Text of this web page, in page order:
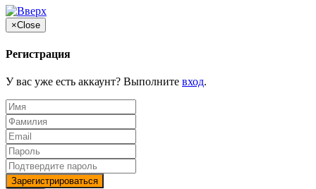
×Close
Регистрация
У вас уже есть аккаунт? Выполните вход.